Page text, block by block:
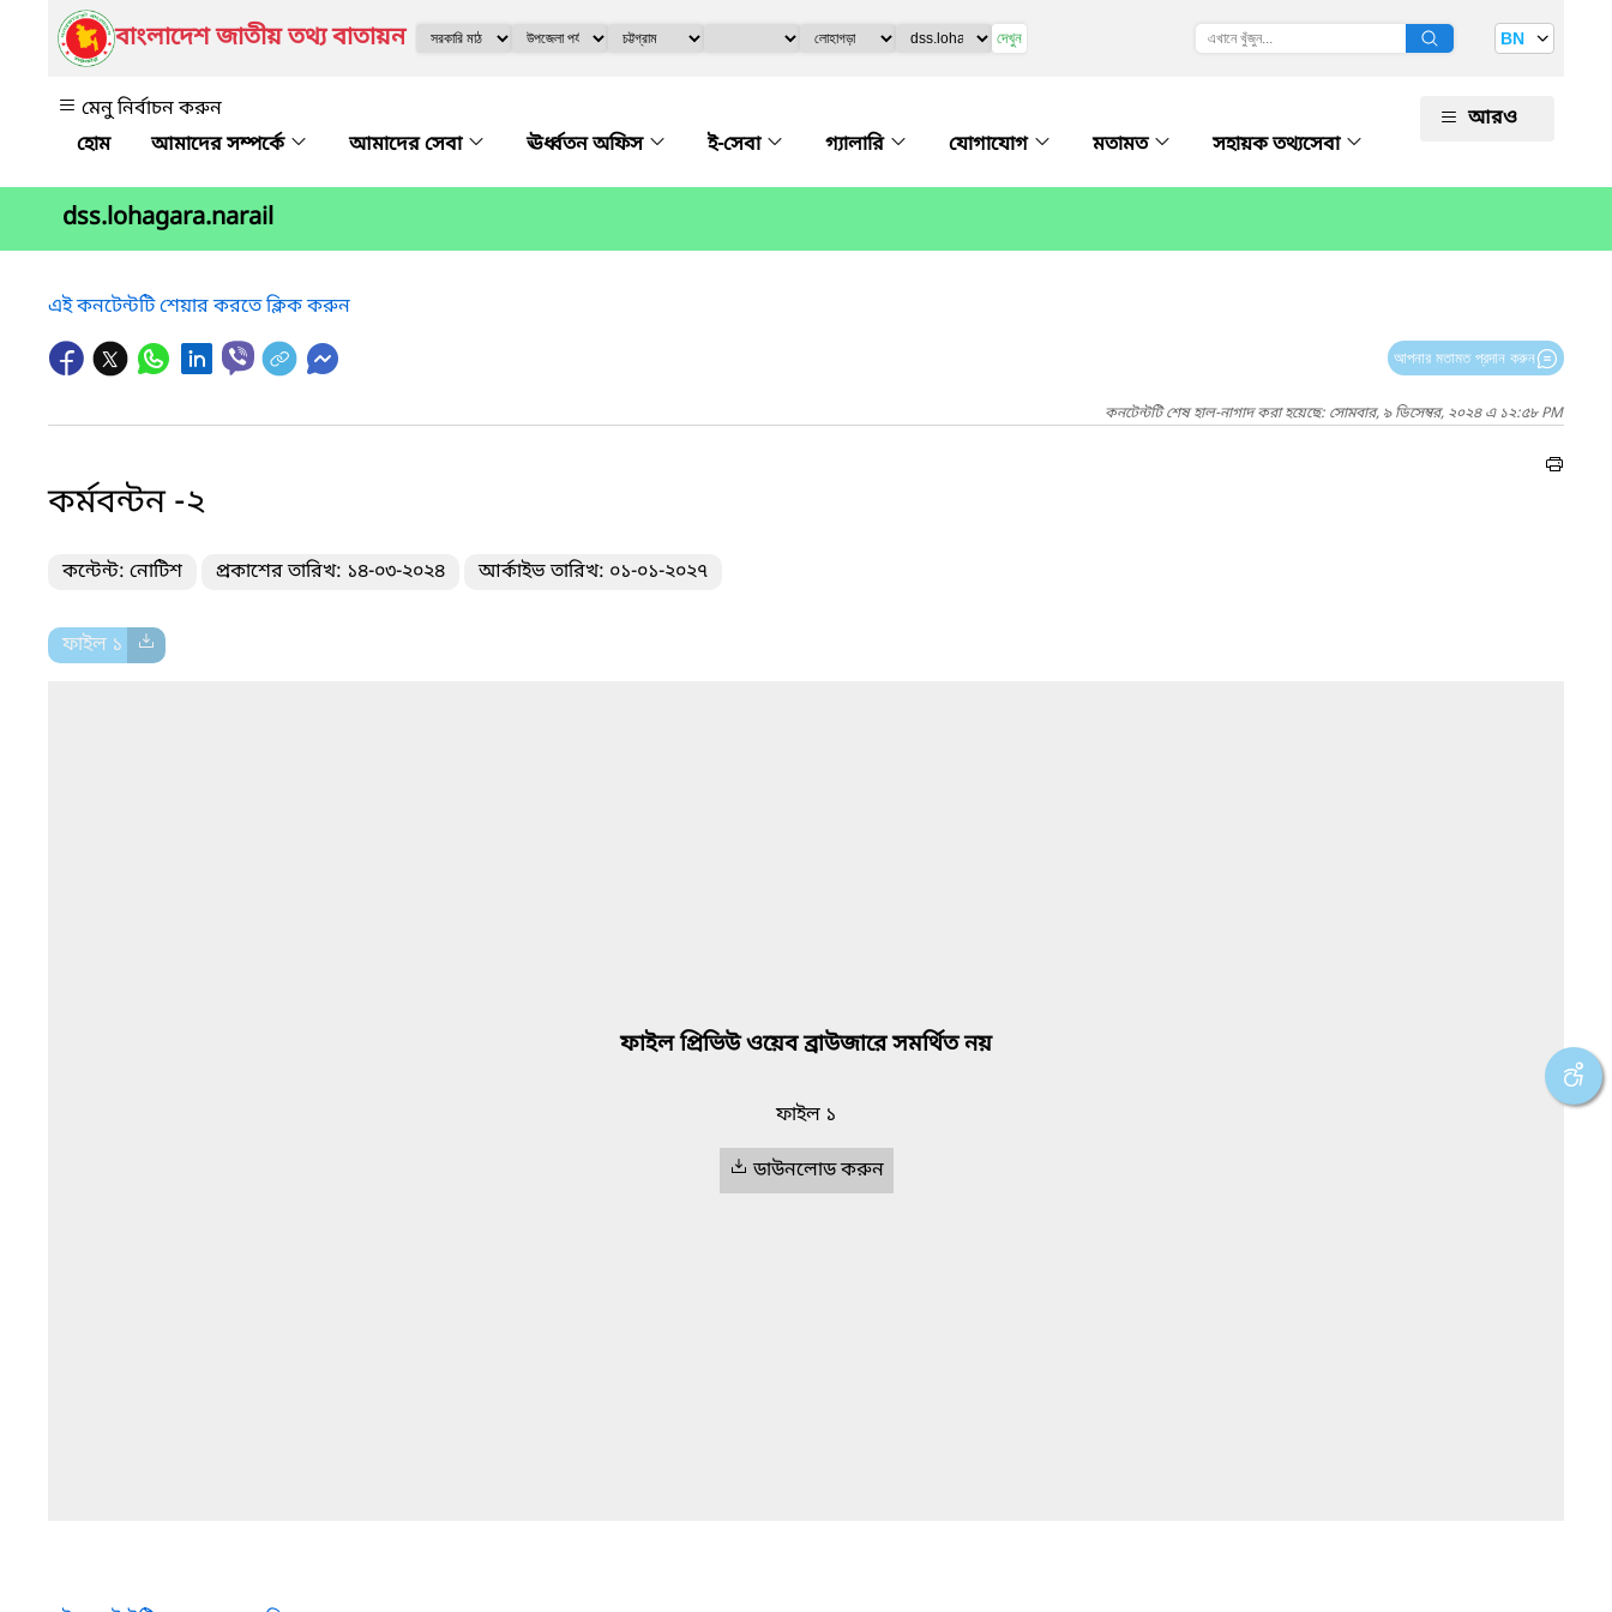
বাংলাদেশ জাতীয় তথ্য বাতায়ন দেখুন BN
মেনু নির্বাচন করুন
আমাদের সম্পর্কে
আমাদের সেবা ঊর্ধ্বতন অফিস ই-সেবা গ্যালারি যোগাযোগ মতামত সহায়ক তথ্যসেবা
আরও
dss.lohagara.narail
এই কনটেন্টটি শেয়ার করতে ক্লিক করুন
আপনার মতামত প্রদান করুন
কনটেন্টটি শেষ হাল-নাগাদ করা হয়েছে: সোমবার, ৯ ডিসেম্বর, ২০২৪ এ ১২:৫৮ PM
কর্মবন্টন -২
কন্টেন্ট: নোটিশ প্রকাশের তারিখ: ১৪-০৩-২০২৪ আর্কাইভ তারিখ: ০১-০১-২০২৭
ফাইল ১
ফাইল প্রিভিউ ওয়েব ব্রাউজারে সমর্থিত নয়
ফাইল ১
ডাউনলোড করুন